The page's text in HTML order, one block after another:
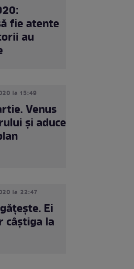
fie atente
au
la 15:49
Venus
şi aduce
la 22:47
Ei
câștiga la